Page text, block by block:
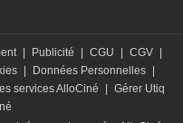
Publicité CGU CGV
Données Personnelles
services AlloCiné
Gérer Utiq